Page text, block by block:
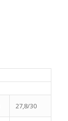
27,8/30